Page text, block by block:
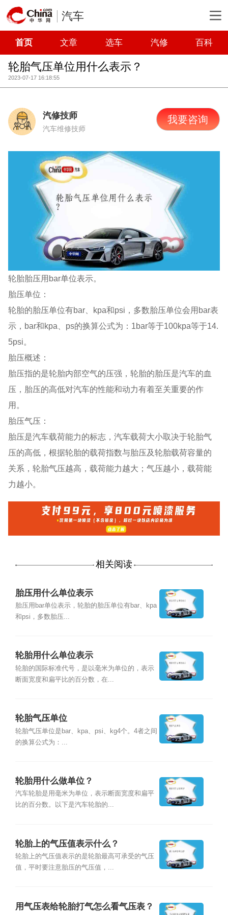
汽车
首页 文章 选车 汽修 百科
轮胎气压单位用什么表示？
2023-07-17 16:18:55
汽修技师
汽车维修技师
我要咨询
轮胎胎压用bar单位表示。
胎压单位：
轮胎的胎压单位有bar、kpa和psi，多数胎压单位会用bar表
示，bar和kpa、ps的换算公式为：1bar等于100kpa等于14.
5psi。
胎压概述：
胎压指的是轮胎内部空气的压强，轮胎的胎压是汽车的血
压，胎压的高低对汽车的性能和动力有着至关重要的作
用。
胎压气压：
胎压是汽车载荷能力的标志，汽车载荷大小取决于轮胎气
压的高低，根据轮胎的载荷指数与胎压及轮胎载荷容量的
关系，轮胎气压越高，载荷能力越大；气压越小，载荷能
力越小。
相关阅读
胎压用什么单位表示
胎压用bar单位表示，轮胎的胎压单位有bar、kpa
和psi，多数胎压...
轮胎用什么单位表示
轮胎的国际标准代号，是以毫米为单位的，表示
断面宽度和扁平比的百分数，在...
轮胎气压单位
轮胎气压单位是bar、kpa、psi、kg4个。4者之间
的换算公式为：...
轮胎用什么做单位？
汽车轮胎是用毫米为单位，表示断面宽度和扁平
比的百分数。以下是汽车轮胎的...
轮胎上的气压值表示什么？
轮胎上的气压值表示的是轮胎最高可承受的气压
值，平时要注意胎压的气压值，...
用气压表给轮胎打气怎么看气压表？